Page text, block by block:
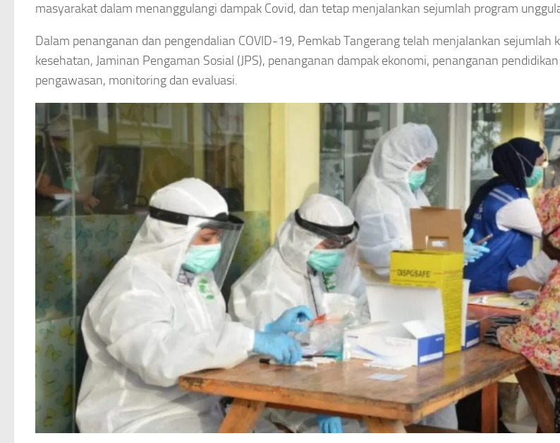
masyarakat dalam menanggulangi dampak Covid, dan tetap menjalankan sejumlah program
Dalam penanganan dan pengendalian COVID-19, Pemkab Tangerang telah menjalankan sejumlah
kesehatan, Jaminan Pengaman Sosial (JPS), penanganan dampak ekonomi, penanganan
pengawasan, monitoring dan evaluasi.